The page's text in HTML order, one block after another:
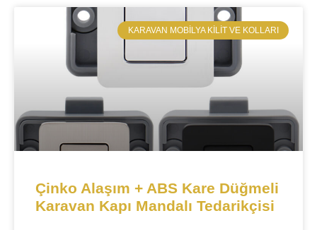
​KARAVAN MOBILYA KILIT VE KOLLARI
Çinko Alaşım + ABS Kare Düğmeli
Karavan Kapı Mandalı Tedarikçisi